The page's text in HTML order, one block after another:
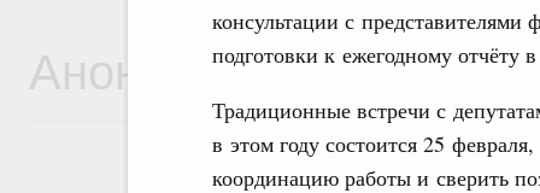
консультации с
подготовки к ежегодному отчёту
Традиционные встречи с
в этом году состоится 25
координацию работы и сверить
Анонсы